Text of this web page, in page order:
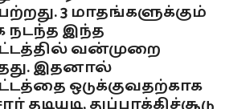
3 மாதங்களுக்கும்
நடந்த இந்த
வன்முறை
இதனால்
ஒடுக்குவதற்காக